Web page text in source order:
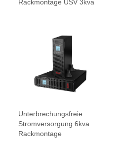
Rackmontage USV 3kva
Unterbrechungsfreie
Stromversorgung 6kva
Rackmontage